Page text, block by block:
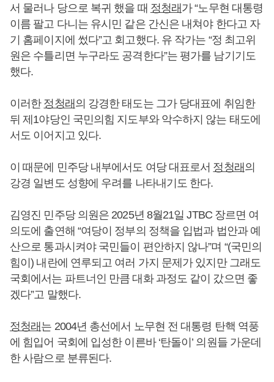
서 물러나 당으로 복귀 했을 때 정청래 가 “노무현 대통령
이름 팔고 다니는 유시민 같은 간신은 내쳐야 한다고 자
기 홈페이지에 썼다”고 회고했다. 유 작가는 “정 최고위
원은 수틀리면 누구라도 공격한다”는 평가를 남기기도
했다.
이러한 정청래 의 강경한 태도는 그가 당대표에 취임한
뒤 제1야당인 국민의힘 지도부와 악수하지 않는 태도에
서도 이어지고 있다.
이 때문에 민주당 내부에서도 여당 대표로서 정청래 의
강경 일변도 성향에 우려를 나타내기도 한다.
김영진 민주당 의원은 2025년 8월21일 JTBC 장르면 여
의도에 출연해 “여당이 정부의 정책을 입법과 법안과 예
산으로 통과시켜야 국민들이 편안하지 않나”며 “(국민의
힘이) 내란에 연루되고 여러 가지 문제가 있지만 그래도
국회에서는 파트너인 만큼 대화 과정도 같이 갔으면 좋
겠다”고 말했다.
정청래 는 2004년 총선에서 노무현 전 대통령 탄핵 역풍
에 힘입어 국회에 입성한 이른바 ‘탄돌이’ 의원들 가운데
한 사람으로 분류된다.